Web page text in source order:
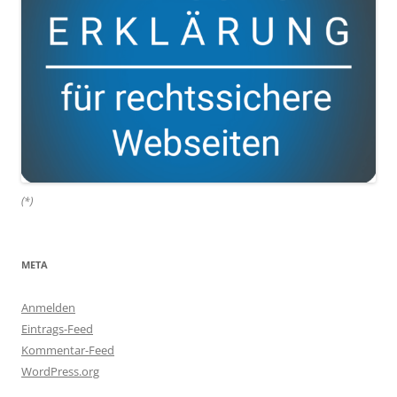
(*)
META
Anmelden
Eintrags-Feed
Kommentar-Feed
WordPress.org